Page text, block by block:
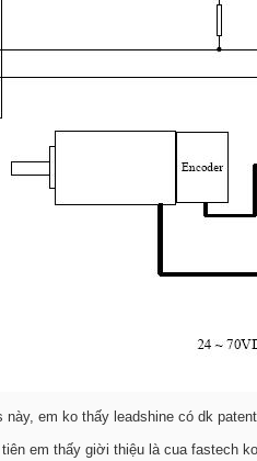
này, em ko thấy leadshine có dk
em thấy giời thiệu là cua fastech